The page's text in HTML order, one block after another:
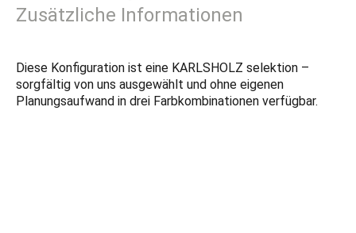
Zusätzliche Informationen
Diese Konfiguration ist eine KARLSHOLZ selektion –
sorgfältig von uns ausgewählt und ohne eigenen
Planungsaufwand in drei Farbkombinationen verfügbar.